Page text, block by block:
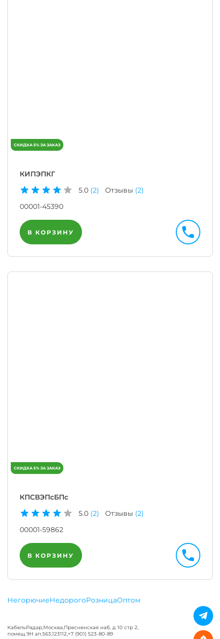
КИПЭПКГ
5.0 (2) Отзывы (2)
00001-45390
В КОРЗИНУ
КПСВЭПсБПс
5.0 (2) Отзывы (2)
00001-59862
В КОРЗИНУ
НегорючиеНедорогоРозницаОптом
КабельРадар,Москва,Пресненская наб, д 10 стр 2,
помещ 9Н ап.563,123112,+7 (901) 523-80-89